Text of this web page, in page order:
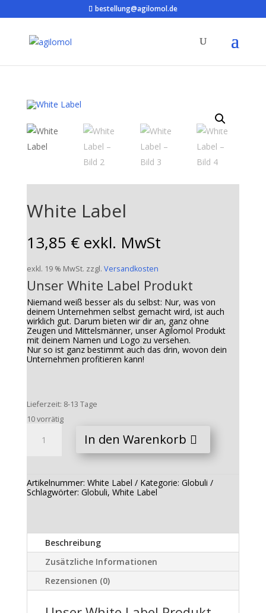
bestellung@agilomol.de
White Label
13,85 € exkl. MwSt
exkl. 19 % MwSt. zzgl. Versandkosten
Unser White Label Produkt
Niemand weiß besser als du selbst: Nur, was von
deinem Unternehmen selbst gemacht wird, ist auch
wirklich gut. Darum bieten wir dir an, ganz ohne
Zeugen und Mittelsmänner, unser Agilomol Produkt
mit deinem Namen und Logo zu versehen.
Nur so ist ganz bestimmt auch das drin, wovon dein
Unternehmen profitieren kann!
Lieferzeit: 8-13 Tage
10 vorrätig
Label
Menge
In den Warenkorb
Artikelnummer: White Label Kategorie: Globuli
Schlagwörter: Globuli, White Label
Beschreibung
Zusätzliche Informationen
Rezensionen (0)